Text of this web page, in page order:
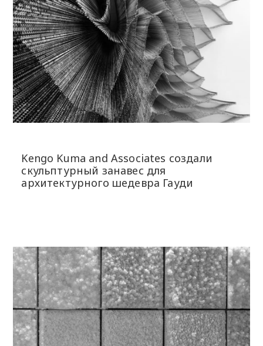
​​Kengo Kuma and Associates создали
скульптурный занавес для
архитектурного шедевра Гауди